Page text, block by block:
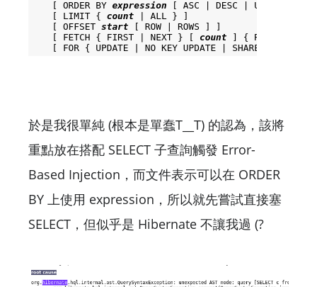
於是我很單純 (根本是單蠢T__T) 的認為，該將
重點放在搭配 SELECT 子查詢觸發 Error-
Based Injection，而文件表示可以在 ORDER
BY 上使用 expression，所以就先嘗試直接塞
SELECT，但似乎是 Hibernate 不讓我過 (?